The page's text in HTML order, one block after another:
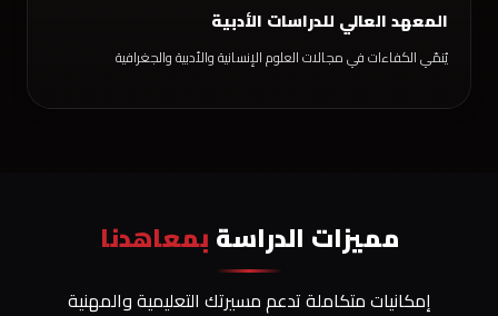
المعهد العالي للدراسات الأدبية
يُنمّي الكفاءات في مجالات العلوم الإنسانية والأدبية والجغرافية
مميزات الدراسة بمعاهدنا
إمكانيات متكاملة تدعم مسيرتك التعليمية والمهنية